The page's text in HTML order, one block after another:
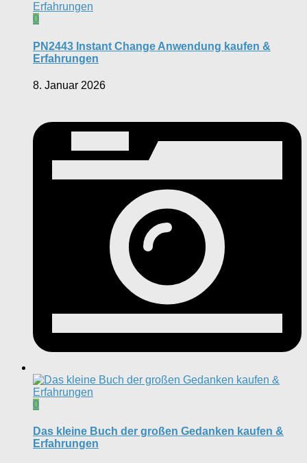
0
PN2443 Instant Change Anwendung kaufen &
Erfahrungen
8. Januar 2026
0
Das kleine Buch der großen Gedanken kaufen &
Erfahrungen